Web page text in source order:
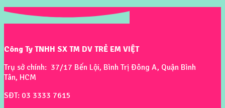
Công Ty TNHH SX TM DV TRẺ EM VIỆT
Trụ sở chính: 37/17 Bến Lội, Bình Trị Đông A, Quận Bình
Tân, HCM
SĐT: 03 3333 7615